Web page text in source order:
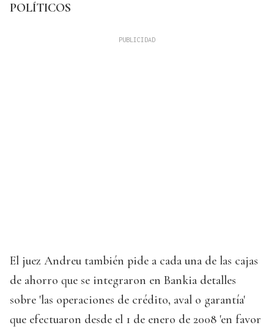
POLÍTICOS
El juez Andreu también pide a cada una de las cajas
de ahorro que se integraron en Bankia detalles
sobre 'las operaciones de crédito, aval o garantía'
que efectuaron desde el 1 de enero de 2008 'en favor